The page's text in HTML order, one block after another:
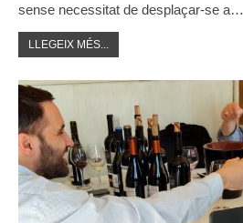
sense necessitat de desplaçar-se a…
LLEGEIX MÉS...